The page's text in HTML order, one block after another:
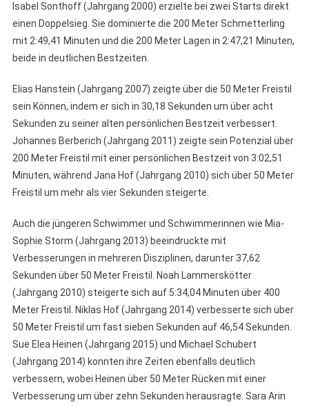
Isabel Sonthoff (Jahrgang 2000) erzielte bei zwei Starts direkt
einen Doppelsieg. Sie dominierte die 200 Meter Schmetterling
mit 2:49,41 Minuten und die 200 Meter Lagen in 2:47,21 Minuten,
beide in deutlichen Bestzeiten.
Elias Hanstein (Jahrgang 2007) zeigte über die 50 Meter Freistil
sein Können, indem er sich in 30,18 Sekunden um über acht
Sekunden zu seiner alten persönlichen Bestzeit verbessert.
Johannes Berberich (Jahrgang 2011) zeigte sein Potenzial über
200 Meter Freistil mit einer persönlichen Bestzeit von 3:02,51
Minuten, während Jana Hof (Jahrgang 2010) sich über 50 Meter
Freistil um mehr als vier Sekunden steigerte.
Auch die jüngeren Schwimmer und Schwimmerinnen wie Mia-
Sophie Storm (Jahrgang 2013) beeindruckte mit
Verbesserungen in mehreren Disziplinen, darunter 37,62
Sekunden über 50 Meter Freistil. Noah Lammerskötter
(Jahrgang 2010) steigerte sich auf 5:34,04 Minuten über 400
Meter Freistil. Niklas Hof (Jahrgang 2014) verbesserte sich über
50 Meter Freistil um fast sieben Sekunden auf 46,54 Sekunden.
Sue Elea Heinen (Jahrgang 2015) und Michael Schubert
(Jahrgang 2014) konnten ihre Zeiten ebenfalls deutlich
verbessern, wobei Heinen über 50 Meter Rücken mit einer
Verbesserung um über zehn Sekunden herausragte. Sara Arin